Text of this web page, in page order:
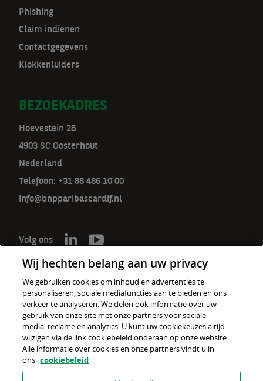
Phishing
Claim indienen
Contactgegevens
Klokkenluiders
BEZOEKADRES
Hoevestein 28
4903 SC Oosterhout
Nederland
Telefoon: +31 88 486 10 00
info@bnpparibascardif.nl
Volg ons
De verzekeraar voor een wereld
Cookiebeleid
Disclaimer
Wij hechten belang aan uw privacy
We gebruiken cookies om inhoud en advertenties te
personaliseren, sociale mediafuncties aan te bieden en ons
verkeer te analyseren. We delen ook informatie over uw
gebruik van onze site met onze partners voor sociale
media, reclame en analytics. U kunt uw cookiekeuzes altijd
wijzigen via de link cookiebeleid onderaan op onze website.
Alle informatie over cookies en onze partners vindt u in
ons cookiebeleid